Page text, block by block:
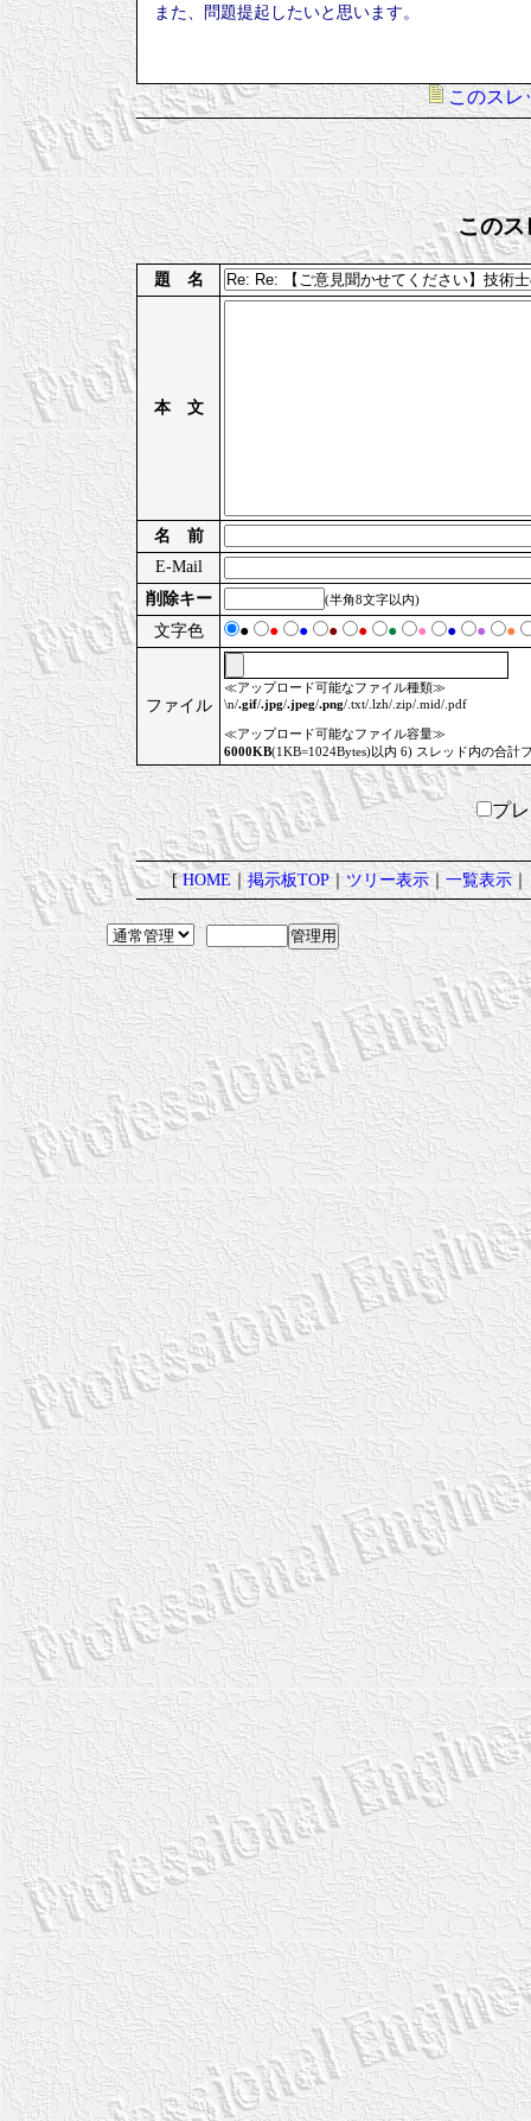
また、問題提起したいと思います。
このスレ
このス
題 名
本 文
名 前
E-Mail
削除キー
(半角8文字以内)
文字色 ● ● ● ● ● ● ● ● ● ●
ファイル
≪アップロード可能なファイル種類≫
\n/.gif/.jpg/.jpeg/.png/.txt/.lzh/.zip/.mid/.pdf
≪アップロード可能なファイル容量≫
6000KB(1KB=1024Bytes)以内 6) スレッド内の合計
プ
[HOME｜掲示板TOP｜ツリー表示｜ 一覧表示｜